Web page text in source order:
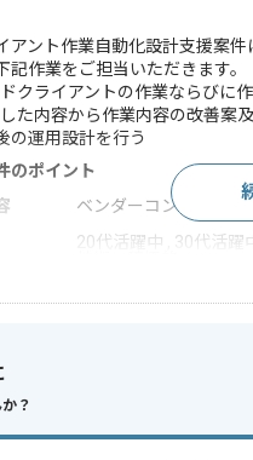
アント作業自動化設計支援案
記作業をご担当いただきます。
クライアントの作業ならびに
た内容から作業内容の改善案
の運用設計を行う
のポイント
ベンダーコントロール
20代活躍中 , 30代活躍
、workatoを用いた
運用手順書やヒアリングなど
ル
？